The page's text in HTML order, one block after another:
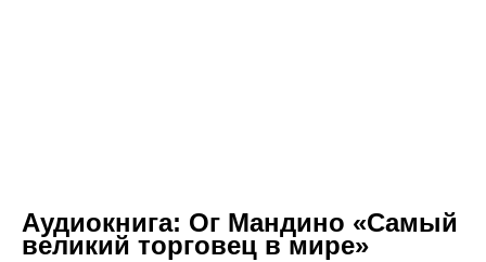
Аудиокнига: Ог Мандино «Самый
великий торговец в мире»